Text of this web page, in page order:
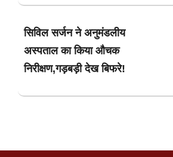
सिविल सर्जन ने अनुमंडलीय
अस्पताल का किया औचक
निरीक्षण,गड़बड़ी देख बिफरे!